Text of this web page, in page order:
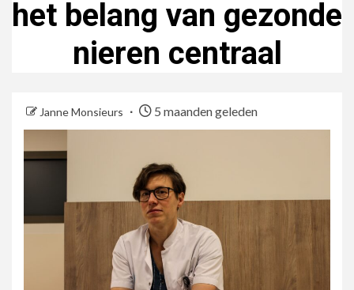
het belang van gezonde
nieren centraal
Janne Monsieurs 5 maanden geleden